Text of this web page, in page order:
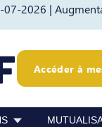
07-2026 |
Accéder à